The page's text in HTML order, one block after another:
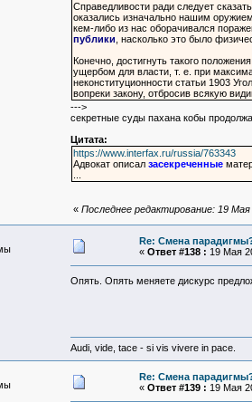
Справедливости ради следует
оказались изначально нашим
кем-либо из нас оборачивался
публики , насколько это было
Конечно, достигнуть такого
ущербом для власти, т. е. при
неконституционности статьи 1903
вопреки закону, отбросив всякую
--->
секретные суды пахана кобы
Цитата:
https://www.interfax.ru/russia/763343
Адвокат описал засекреченные
« Последнее редактирование: 19
Re: Смена
« Ответ #138 : 19 Мая
Опять. Опять меняете дискурс
Audi, vide, tace - si vis vivere in pace.
Re: Смена
« Ответ #139 : 19 Мая